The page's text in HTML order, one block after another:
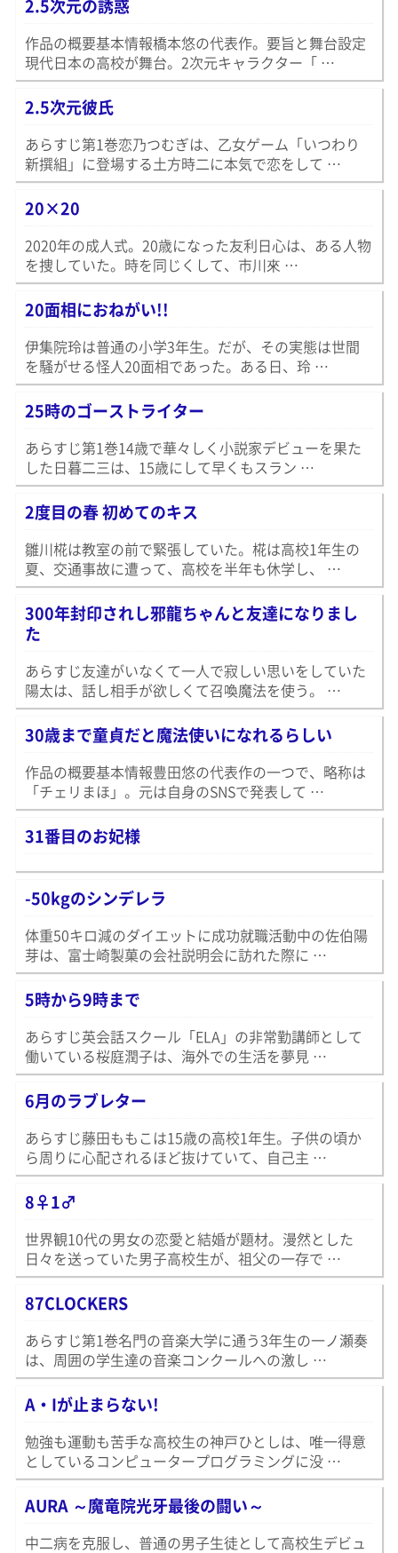
2.5次元の誘惑
作品の概要基本情報橋本悠の代表作。要旨と舞台設定
現代日本の高校が舞台。2次元キャラクター「 …
2.5次元彼氏
あらすじ第1巻恋乃つむぎは、乙女ゲーム「いつわり
新撰組」に登場する土方時二に本気で恋をして …
20×20
2020年の成人式。20歳になった友利日心は、ある人物
を捜していた。時を同じくして、市川來 …
20面相におねがい!!
伊集院玲は普通の小学3年生。だが、その実態は世間
を騒がせる怪人20面相であった。ある日、玲 …
25時のゴーストライター
あらすじ第1巻14歳で華々しく小説家デビューを果た
した日暮二三は、15歳にして早くもスラン …
2度目の春 初めてのキス
雛川椛は教室の前で緊張していた。椛は高校1年生の
夏、交通事故に遭って、高校を半年も休学し、 …
300年封印されし邪龍ちゃんと友達になりまし
た
あらすじ友達がいなくて一人で寂しい思いをしていた
陽太は、話し相手が欲しくて召喚魔法を使う。 …
30歳まで童貞だと魔法使いになれるらしい
作品の概要基本情報豊田悠の代表作の一つで、略称は
「チェリまほ」。元は自身のSNSで発表して …
31番目のお妃様
-50kgのシンデレラ
体重50キロ減のダイエットに成功就職活動中の佐伯陽
芽は、富士崎製菓の会社説明会に訪れた際に …
5時から9時まで
あらすじ英会話スクール「ELA」の非常勤講師として
働いている桜庭潤子は、海外での生活を夢見 …
6月のラブレター
あらすじ藤田ももこは15歳の高校1年生。子供の頃か
ら周りに心配されるほど抜けていて、自己主 …
8♀1♂
世界観10代の男女の恋愛と結婚が題材。漫然とした
日々を送っていた男子高校生が、祖父の一存で …
87CLOCKERS
あらすじ第1巻名門の音楽大学に通う3年生の一ノ瀬奏
は、周囲の学生達の音楽コンクールへの激し …
A・Iが止まらない!
勉強も運動も苦手な高校生の神戸ひとしは、唯一得意
としているコンピュータープログラミングに没 …
AURA ～魔竜院光牙最後の闘い～
中二病を克服し、普通の男子生徒として高校生デビュ